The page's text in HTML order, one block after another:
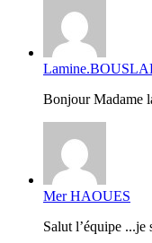
Bonjour Madame
Mer HAOUES
Salut l’équipe